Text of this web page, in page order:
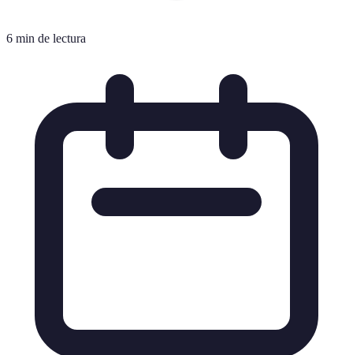
6 min de lectura